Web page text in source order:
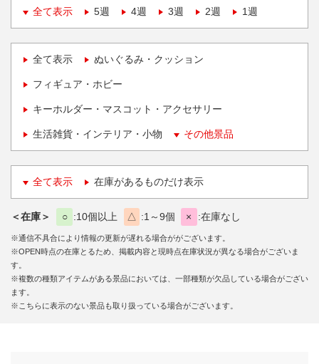
全て表示
5週 4週 3週 2週 1週
全て表示 ぬいぐるみ・クッション
フィギュア・ホビー
キーホルダー・マスコット・アクセサリー
生活雑貨・インテリア・小物 その他景品
全て表示 在庫があるものだけ表示
＜在庫＞ ○ 10個以上 △ 1～9個 × 在庫なし
※通信不具合により情報の更新が遅れる場合ががございます。
※OPEN時点の在庫とるため、掲載内容と現時点在庫状況が異なる場合がございま
す。
※複数の種類アイテムがある景品においては、一部種類が欠品している場合がござい
ます。
※こちらに表示のない景品も取り扱っている場合がございます。